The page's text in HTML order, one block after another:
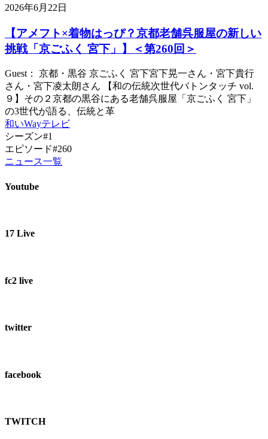
2026年6月22日
【アメフト×着物はっぴ？京都老舗呉服屋の新しい
挑戦「京ごふく 宮下」】＜第260回＞
Guest： 京都・黒谷 京ごふく 宮下宮下晃一さん・宮下貴行
さん・宮下凌太朗さん 【和の伝統次世代バトンタッチ vol.
９】その２京都の黒谷にある老舗呉服屋「京ごふく 宮下」
の3世代が語る、伝統と革
和いWayテレビ
シーズン#1
エピソード#260
ニュース一覧
Youtube
17 Live
fc2 live
twitter
facebook
TWITCH​